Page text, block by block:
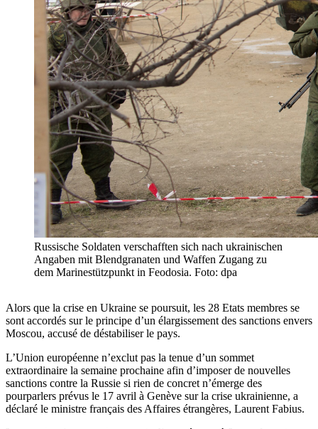
Russische Soldaten verschafften sich nach ukrainischen
Angaben mit Blendgranaten und Waffen Zugang zu
dem Marinestützpunkt in Feodosia. Foto: dpa
Alors que la crise en Ukraine se poursuit, les 28 Etats membres se
sont accordés sur le principe d’un élargissement des sanctions envers
Moscou, accusé de déstabiliser le pays.
L’Union européenne n’exclut pas la tenue d’un sommet
extraordinaire la semaine prochaine afin d’imposer de nouvelles
sanctions contre la Russie si rien de concret n’émerge des
pourparlers prévus le 17 avril à Genève sur la crise ukrainienne, a
déclaré le ministre français des Affaires étrangères, Laurent Fabius.